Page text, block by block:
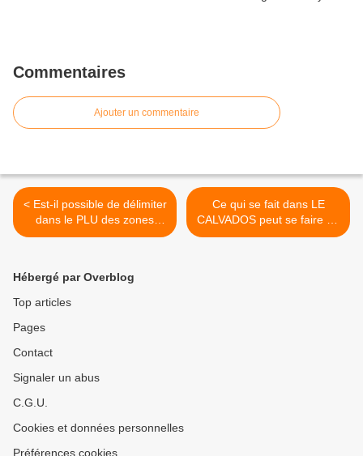
Commentaires
Ajouter un commentaire
< Est-il possible de délimiter
dans le PLU des zones
dédiées aux activités
Ce qui se fait dans LE
CALVADOS peut se faire au
NORD-OUEST 77 >
Hébergé par Overblog
Top articles
Pages
Contact
Signaler un abus
C.G.U.
Cookies et données personnelles
Préférences cookies